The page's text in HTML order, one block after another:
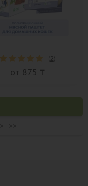
( 2)
от 875 ₸
> >>